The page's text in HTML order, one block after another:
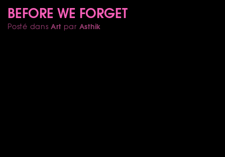
BEFORE WE FORGET
Posté dansArt par Asthik